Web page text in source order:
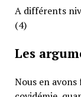
A différents
(4)
Les
Nous en avons